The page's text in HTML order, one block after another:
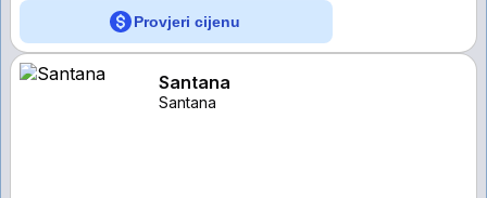
Provjeri cijenu
Santana
Santana